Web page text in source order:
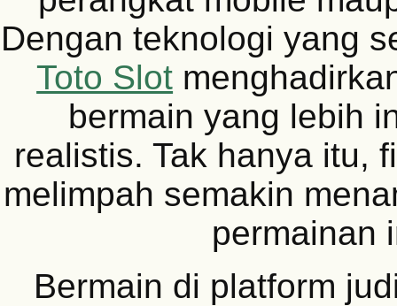
Dengan teknologi yang
Toto Slot
bermain yang lebih
realistis. Tak hanya itu,
melimpah semakin
permainan
Bermain di platform